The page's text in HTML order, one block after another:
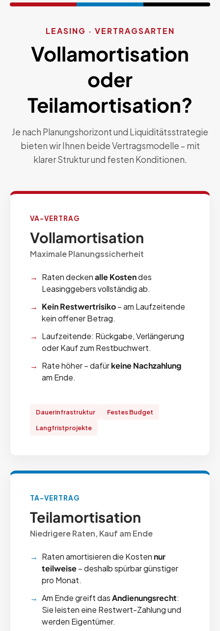
LEASING · VERTRAGSARTEN
Vollamortisation
oder
Teilamortisation?
Je nach Planungshorizont und Liquiditätsstrategie
bieten wir Ihnen beide Vertragsmodelle – mit
klarer Struktur und festen Konditionen.
VA-VERTRAG
Vollamortisation
Maximale Planungssicherheit
Raten deckenalle Kostendes
Leasinggebers vollständig ab.
Kein Restwertrisiko– am Laufzeitende
kein offener Betrag.
Laufzeitende: Rückgabe, Verlängerung
oder Kauf zum Restbuchwert.
Rate höher – dafürkeine Nachzahlung
am Ende.
Dauerinfrastruktur
Festes Budget
Langfristprojekte
TA-VERTRAG
Teilamortisation
Niedrigere Raten, Kauf am Ende
Raten amortisieren die Kosten nur
teilweise– deshalb spürbar günstiger
pro Monat.
Am Ende greift dasAndienungsrecht:
Sie leisten eine Restwert-Zahlung und
werden Eigentümer.